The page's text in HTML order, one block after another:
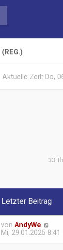
(REG.)
Aktuelle Zeit: Do,
33
Letzter Beitrag
von AndyWe
Mi, 29.01.2025 8:41